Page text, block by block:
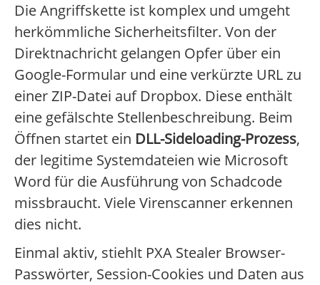
Die Angriffskette ist komplex und umgeht
herkömmliche Sicherheitsfilter. Von der
Direktnachricht gelangen Opfer über ein
Google-Formular und eine verkürzte URL zu
einer ZIP-Datei auf Dropbox. Diese enthält
eine gefälschte Stellenbeschreibung. Beim
Öffnen startet ein DLL-Sideloading-Prozess,
der legitime Systemdateien wie Microsoft
Word für die Ausführung von Schadcode
missbraucht. Viele Virenscanner erkennen
dies nicht.
Einmal aktiv, stiehlt PXA Stealer Browser-
Passwörter, Session-Cookies und Daten aus